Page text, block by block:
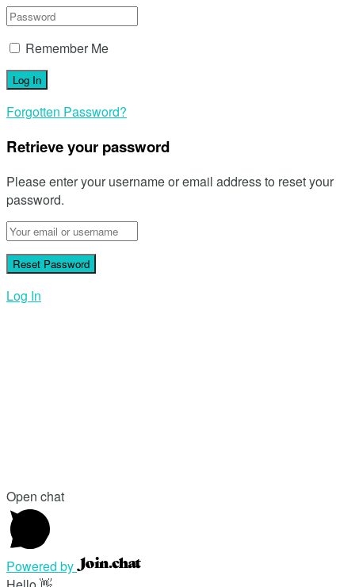
Remember Me
Forgotten Password?
Retrieve your password
Please enter your username or email address to reset your
password.
Log In
Open chat
Powered by